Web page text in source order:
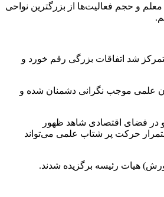
و حجم فعالیت‌ها از بزرگترین نواحی
شد اتفاقات بزرگی رقم خورد و
علمی موجب نگرانی دشمنان شده و
در فضای اقتصادی شاهد ظهور
حرکت پر شتاب علمی می‌تواند
هیات رئیسه برگزیده شدند.